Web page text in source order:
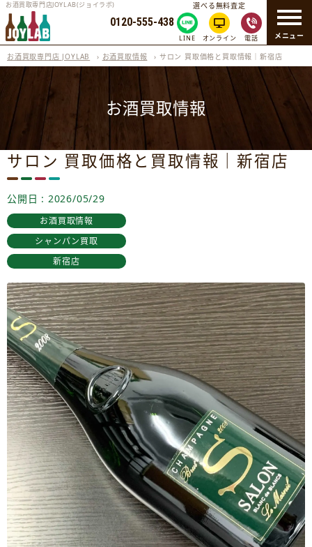
メニュー
お酒買取専門店JOYLAB(ジョイラボ)
0120-555-438
選べる無料査定
LINE オンライン 電話
お酒買取専門店 JOYLAB › お酒買取情報 › サロン 買取価格と買取情報｜新宿店
お酒買取情報
サロン 買取価格と買取情報｜新宿店
公開日 : 2026/05/29
お酒買取情報
シャンパン買取
新宿店